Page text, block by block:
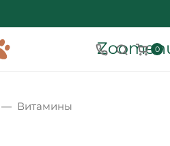
0
Витамины